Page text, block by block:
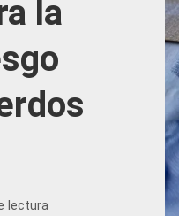
la
lectura